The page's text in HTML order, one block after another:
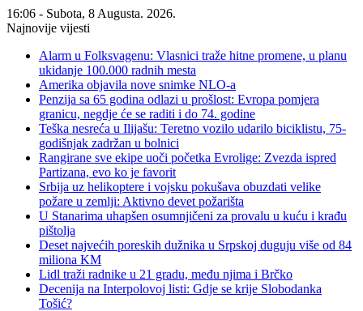
16:06 - Subota, 8 Augusta. 2026.
Najnovije vijesti
Alarm u Folksvagenu: Vlasnici traže hitne promene, u planu
ukidanje 100.000 radnih mesta
Amerika objavila nove snimke NLO-a
Penzija sa 65 godina odlazi u prošlost: Evropa pomjera
granicu, negdje će se raditi i do 74. godine
Teška nesreća u Ilijašu: Teretno vozilo udarilo biciklistu, 75-
godišnjak zadržan u bolnici
Rangirane sve ekipe uoči početka Evrolige: Zvezda ispred
Partizana, evo ko je favorit
Srbija uz helikoptere i vojsku pokušava obuzdati velike
požare u zemlji: Aktivno devet požarišta
U Stanarima uhapšen osumnjičeni za provalu u kuću i krađu
pištolja
Deset najvećih poreskih dužnika u Srpskoj duguju više od 84
miliona KM
Lidl traži radnike u 21 gradu, među njima i Brčko
Decenija na Interpolovoj listi: Gdje se krije Slobodanka
Tošić?